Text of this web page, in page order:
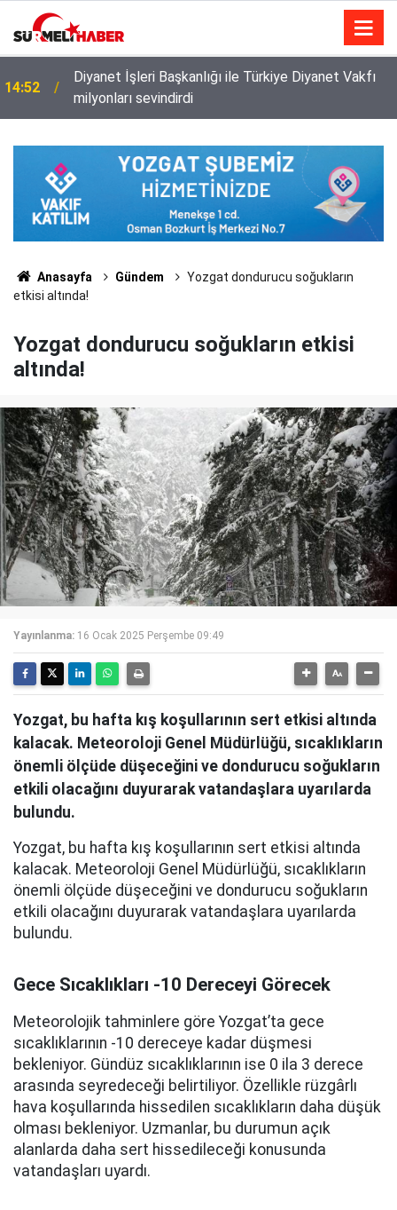
14:52
Diyanet İşleri Başkanlığı ile Türkiye Diyanet Vakfı
milyonları sevindirdi
Anasayfa Gündem
Yozgat dondurucu soğukların
etkisi altında!
Yozgat dondurucu soğukların etkisi
altında!
Yayınlanma: 16 Ocak 2025 Perşembe 09:49
Yozgat, bu hafta kış koşullarının sert etkisi altında
kalacak. Meteoroloji Genel Müdürlüğü, sıcaklıkların
önemli ölçüde düşeceğini ve dondurucu soğukların
etkili olacağını duyurarak vatandaşlara uyarılarda
bulundu.
Yozgat, bu hafta kış koşullarının sert etkisi altında
kalacak. Meteoroloji Genel Müdürlüğü, sıcaklıkların
önemli ölçüde düşeceğini ve dondurucu soğukların
etkili olacağını duyurarak vatandaşlara uyarılarda
bulundu.
Gece Sıcaklıkları -10 Dereceyi Görecek
Meteorolojik tahminlere göre Yozgat’ta gece
sıcaklıklarının -10 dereceye kadar düşmesi
bekleniyor. Gündüz sıcaklıklarının ise 0 ila 3 derece
arasında seyredeceği belirtiliyor. Özellikle rüzgârlı
hava koşullarında hissedilen sıcaklıkların daha düşük
olması bekleniyor. Uzmanlar, bu durumun açık
alanlarda daha sert hissedileceği konusunda
vatandaşları uyardı.